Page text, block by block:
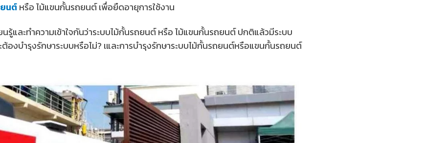
นต์หรือ ไม้แขนกั้นรถยนต์ เพื่อยืดอายุการใช้งาน
นรู้และทำความเข้าใจกันว่าระบบไม้กั้นรถยนต์ หรือ ไม้แขนกั้นรถยนต์ ปกติแล้วมีระบบ
ะต้องบำรุงรักษาระบบหรือไม่? เและการบำรุงรักษาระบบไม้กั้นรถยนต์หรือแขนกั้นรถยนต์